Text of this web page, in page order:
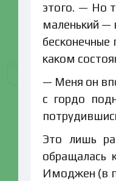
этого. — Но
маленький —
бесконечные
каком
— Меня он
с гордо
Это лишь
обращалась
Имоджен (в